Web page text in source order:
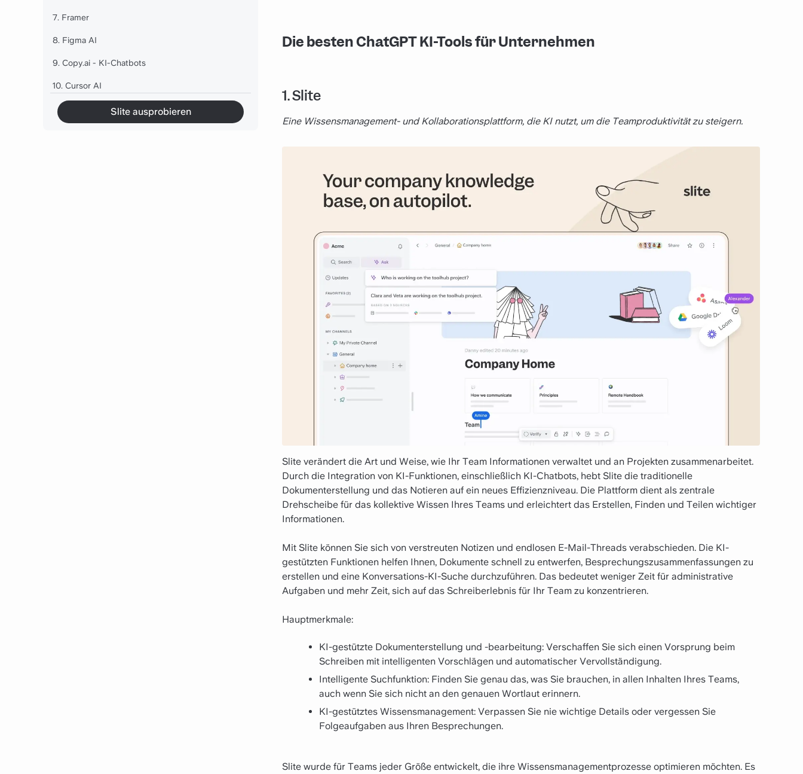
7. Framer
8. Figma AI
9. Copy.ai - KI-Chatbots
10. Cursor AI
Slite ausprobieren
Die besten ChatGPT KI-Tools für Unternehmen
1. Slite
Eine Wissensmanagement- und Kollaborationsplattform, die KI nutzt, um die Teamproduktivität zu steigern.
Slite verändert die Art und Weise, wie Ihr Team Informationen verwaltet und an Projekten zusammenarbeitet.
Durch die Integration von KI-Funktionen, einschließlich KI-Chatbots, hebt Slite die traditionelle
Dokumenterstellung und das Notieren auf ein neues Effizienzniveau. Die Plattform dient als zentrale
Drehscheibe für das kollektive Wissen Ihres Teams und erleichtert das Erstellen, Finden und Teilen wichtiger
Informationen.
Mit Slite können Sie sich von verstreuten Notizen und endlosen E-Mail-Threads verabschieden. Die KI-
gestützten Funktionen helfen Ihnen, Dokumente schnell zu entwerfen, Besprechungszusammenfassungen zu
erstellen und eine Konversations-KI-Suche durchzuführen. Das bedeutet weniger Zeit für administrative
Aufgaben und mehr Zeit, sich auf das Schreiberlebnis für Ihr Team zu konzentrieren.
Hauptmerkmale:
KI-gestützte Dokumenterstellung und -bearbeitung: Verschaffen Sie sich einen Vorsprung beim
Schreiben mit intelligenten Vorschlägen und automatischer Vervollständigung.
Intelligente Suchfunktion: Finden Sie genau das, was Sie brauchen, in allen Inhalten Ihres Teams,
auch wenn Sie sich nicht an den genauen Wortlaut erinnern.
KI-gestütztes Wissensmanagement: Verpassen Sie nie wichtige Details oder vergessen Sie
Folgeaufgaben aus Ihren Besprechungen.
Slite wurde für Teams jeder Größe entwickelt, die ihre Wissensmanagementprozesse optimieren möchten. Es